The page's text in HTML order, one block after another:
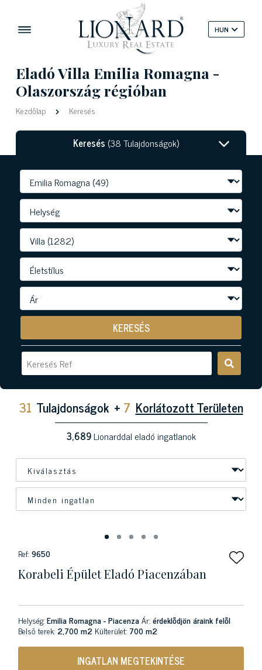
HUN
Eladó Villa Emilia Romagna -
Olaszország régióban
Kezdőlap Keresés
Keresés (38 Tulajdonságok)
KERESÉS
31 Tulajdonságok + 7 Korlátozott Területen
3,689Lionarddal eladó ingatlanok
Ref:9650
Korabeli Épület Eladó Piacenzában
Helység:Emilia Romagna - PiacenzaÁr:érdeklődjön áraink felől
Belső terek: 2,700 m2 Külterület: 700 m2
INGATLAN MEGTEKINTÉSE